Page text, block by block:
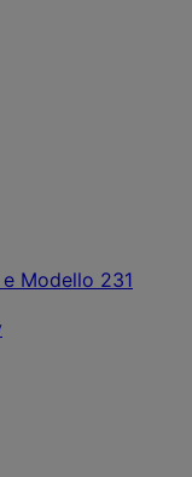
Modello 231